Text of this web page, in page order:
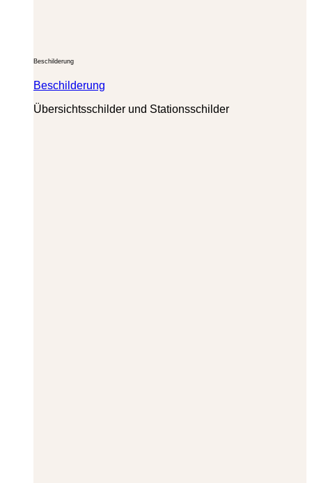
Beschilderung
Beschilderung
Übersichtsschilder und Stationsschilder